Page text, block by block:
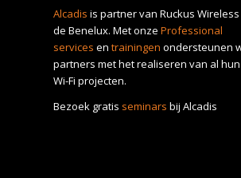
Alcadis is partner van Ruckus Wireless
de Benelux. Met onze Professional
services en trainingen ondersteunen
partners met het realiseren van al hun
Wi-Fi projecten.
Bezoek gratis seminars bij Alcadis